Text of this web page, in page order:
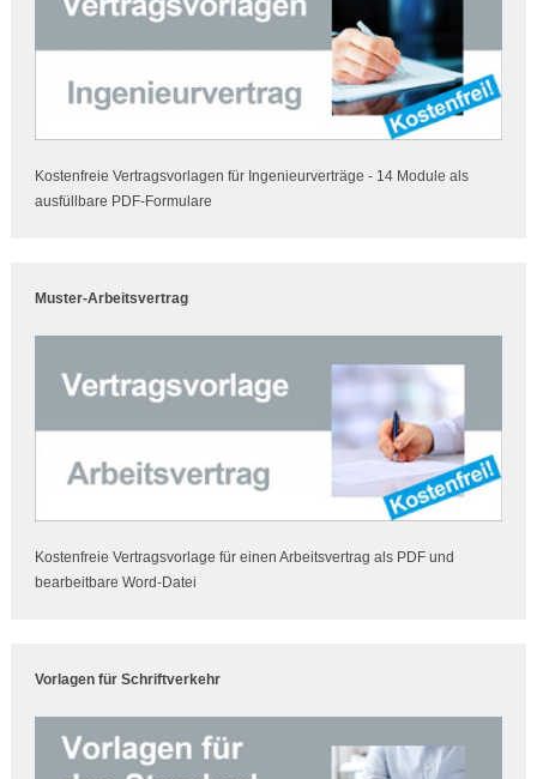
Kostenfreie Vertragsvorlagen für Ingenieurverträge - 14 Module als
ausfüllbare PDF-Formulare
Muster-Arbeitsvertrag
Kostenfreie Vertragsvorlage für einen Arbeitsvertrag als PDF und
bearbeitbare Word-Datei
Vorlagen für Schriftverkehr